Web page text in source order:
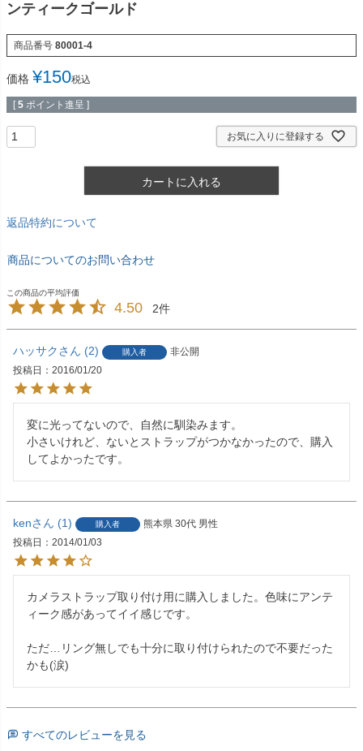
ンティークゴールド
商品番号 80001-4
価格 ¥150税込
[ 5 ポイント進呈 ]
お気に入りに登録する
カートに入れる
返品特約について
商品についてのお問い合わせ
4.50 2
ハッサク 2 購入者
非公開
投稿日
2016/01/20
変に光ってないので、自然に馴染みます。
小さいけれど、ないとストラップがつかなかったので、購入
してよかったです。
ken 1 購入者 熊本県 30代 男性
投稿日
2014/01/03
カメラストラップ取り付け用に購入しました。色味にアンテ
ィーク感があってイイ感じです。
ただ…リング無しでも十分に取り付けられたので不要だった
すべてのレビューを見る